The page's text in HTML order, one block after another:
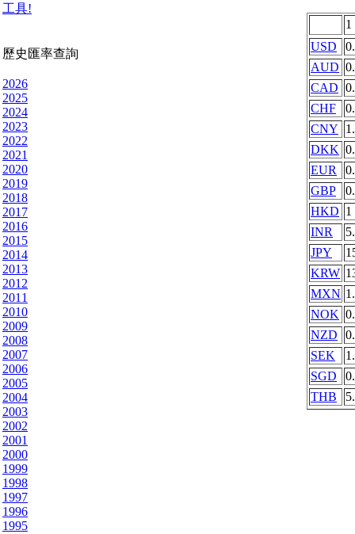
工具!
歷史匯率查詢
2026
2025
2024
2023
2022
2021
2020
2019
2018
2017
2016
2015
2014
2013
2012
2011
2010
2009
2008
2007
2006
2005
2004
2003
2002
2001
2000
1999
1998
1997
1996
1995
1
USD
AUD
CAD
CHF
CNY
DKK
EUR
GBP
HKD 1
INR
JPY
KRW
MXN
NOK
NZD
SEK
SGD
THB